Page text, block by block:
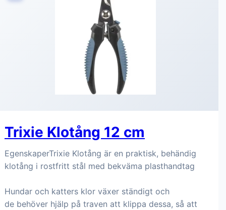
Trixie Klotång 12 cm
EgenskaperTrixie Klotång är en praktisk, behändig
klotång i rostfritt stål med bekväma plasthandtag
Hundar och katters klor växer ständigt och
de behöver hjälp på traven att klippa dessa, så att